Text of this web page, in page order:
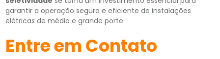
garantir a operação segura e eficiente de instalações
elétricas de médio e grande porte.
Entre em Contato